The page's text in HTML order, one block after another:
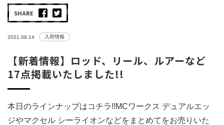
SHARE
2021.09.14 入荷情報
【新着情報】ロッド、リール、ルアーなど
17点掲載いたしました!!
本日のラインナップはコチラ!!MCワークス デュアルエッ
ジやマクセル シーライオンなどをまとめてをお売りいた